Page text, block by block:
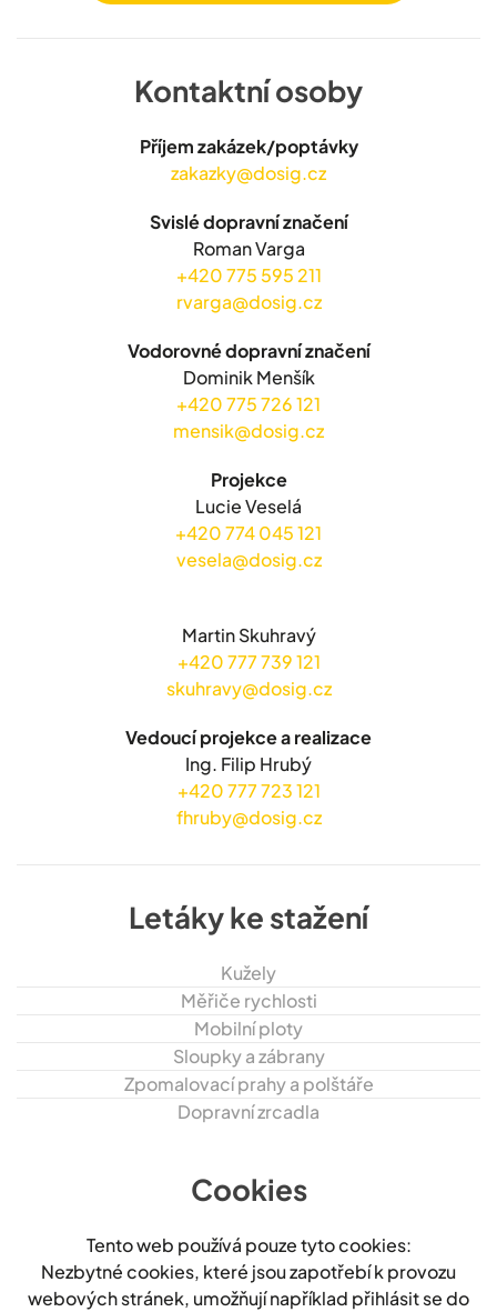
Kontaktní osoby
Příjem zakázek/poptávky
zakazky@dosig.cz
Svislé dopravní značení
Roman Varga
+420 775 595 211
rvarga@dosig.cz
Vodorovné dopravní značení
Dominik Menšík
+420 775 726 121
mensik@dosig.cz
Projekce
Lucie Veselá
+420 774 045 121
vesela@dosig.cz
Martin Skuhravý
+420 777 739 121
skuhravy@dosig.cz
Vedoucí projekce a realizace
Ing. Filip Hrubý
+420 777 723 121
fhruby@dosig.cz
Letáky ke stažení
Kužely
Měřiče rychlosti
Mobilní ploty
Sloupky a zábrany
Zpomalovací prahy a polštáře
Dopravní zrcadla
Cookies
Tento web používá pouze tyto cookies:
Nezbytné cookies, které jsou zapotřebí k provozu
webových stránek, umožňují například přihlásit se do